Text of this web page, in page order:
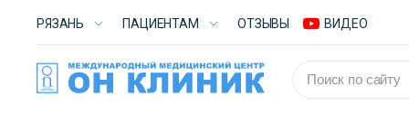
РЯЗАНЬ ПАЦИЕНТАМ ОТЗЫВЫ ВИДЕО